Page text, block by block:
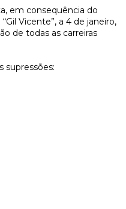
em consequência do
Vicente”, a 4 de janeiro,
de todas as carreiras
supressões: